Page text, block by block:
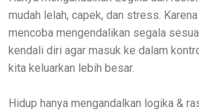
mudah lelah, capek, dan stress.
mencoba mengendalikan segala
kendali diri agar masuk ke dalam
kita keluarkan lebih besar.
Hidup hanya mengandalkan logika &